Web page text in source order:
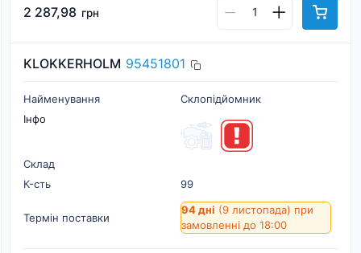
2 287,98 грн
KLOKKERHOLM 95451801
Найменування
Склопідйомник
Інфо
Склад
К-cть
99
Термін поставки
94 дні (9 листопада) при
замовленні до 18:00